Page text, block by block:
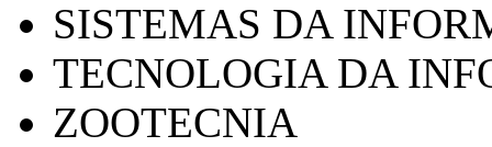
SISTEMAS DA
TECNOLOGIA DA
ZOOTECNIA